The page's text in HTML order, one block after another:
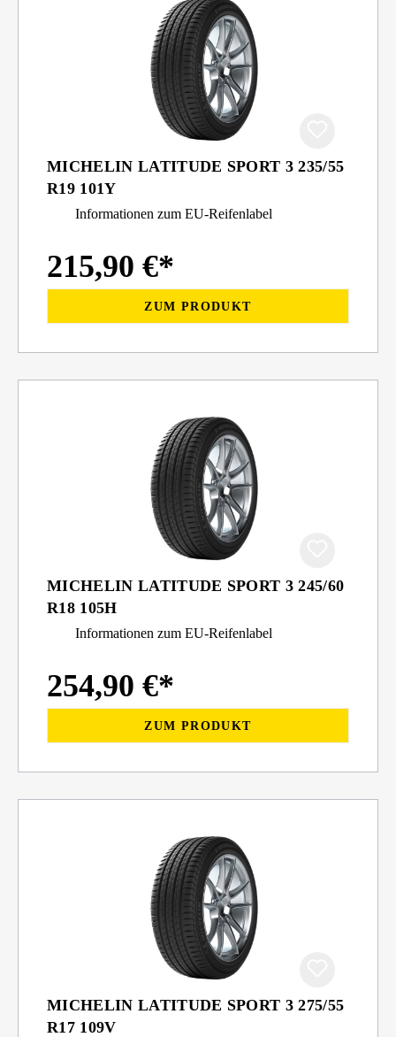
MICHELIN LATITUDE SPORT 3 235/55
R19 101Y
Informationen zum EU-Reifenlabel
215,90 €*
ZUM PRODUKT
MICHELIN LATITUDE SPORT 3 245/60
R18 105H
Informationen zum EU-Reifenlabel
254,90 €*
ZUM PRODUKT
MICHELIN LATITUDE SPORT 3 275/55
R17 109V